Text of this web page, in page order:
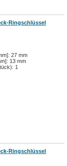
Ringschlüssel
27 mm
13 mm
1
Ringschlüssel